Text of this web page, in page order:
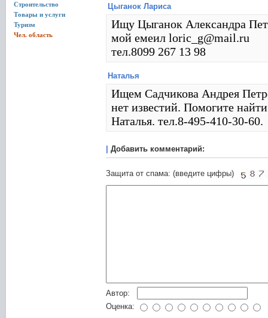
Строительство
Товары и услуги
Туризм
Чел. область
Цыганок Лариса
Ищу Цыганок Александра
мой емеил loric_g@mail.ru
тел.8099 267 13 98
Наталья
Ищем Садчикова Андрея
нет известий. Помогите
Наталья. тел.8-495-410-30-60.
Добавить комментарий:
Защита от спама: (введите цифры)
Автор:
Оценка: